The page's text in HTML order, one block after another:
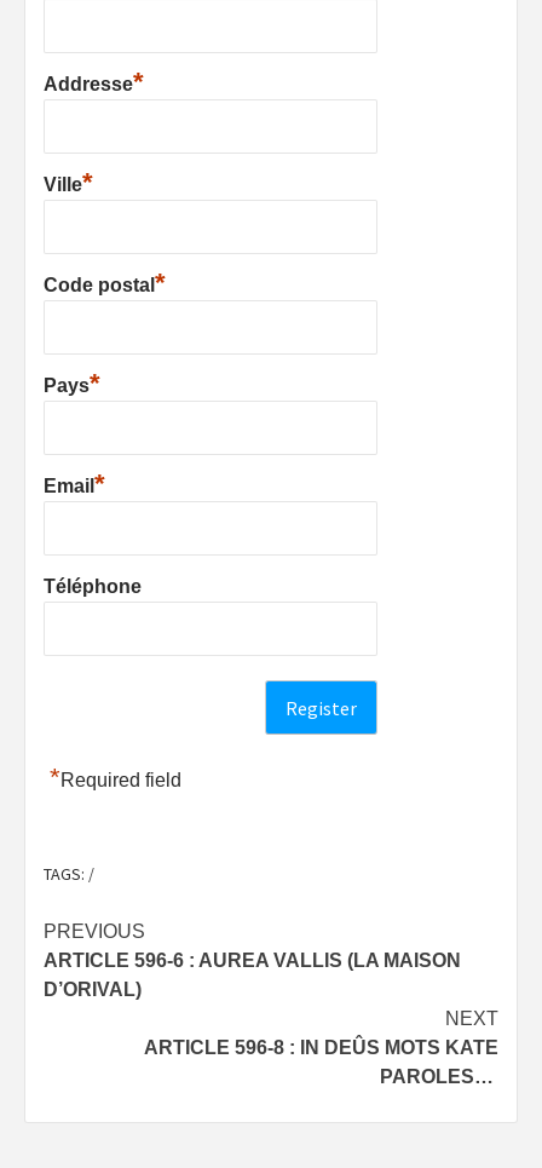
Addresse*
Ville*
Code postal *
Pays*
Email *
Téléphone
*Required field
TAGS: /
Post
navigation
PREVIOUS
ARTICLE 596-6 : AUREA VALLIS (LA MAISON
D’ORIVAL)
NEXT
ARTICLE 596-8 : IN DEÛS MOTS KATE
PAROLES…